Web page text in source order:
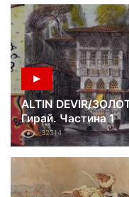
ALTIN DEVIR/
Гирай. Частина 1
32314